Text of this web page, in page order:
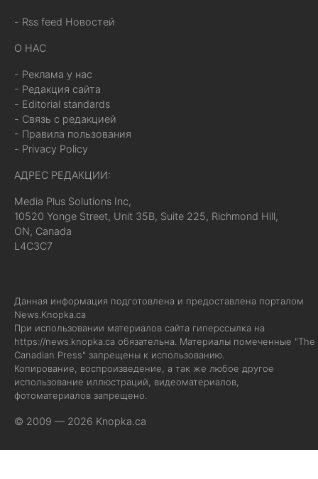
- Rss feed Новостей
О НАС
- Реклама у нас
- Редакция сайта
- Editorial standards
- Связь с редакцией
- Правила пользования
- Privacy Policy
АДРЕС РЕДАКЦИИ:
Media Plus Solutions Inc,
10520 Yonge Street, Unit 35B, Suite 225, Richmond Hill,
ON, Canada
L4C3C7
Данная информация подготовлена и предоставлена порталом
News.Knopka.ca
При использовании материалов сайта гиперссылка на
https://news.knopka.ca обязательна. Материалы помеченные "The
Canadian Press" запрещены к использованию.
Копирование, воспроизведение, а так же любое другое
использование иллюстраций, видеоматериалов,
фотоматериалов запрещено.
© 2009 — 2026 Knopka.ca